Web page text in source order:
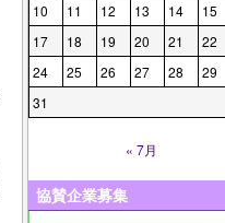
10
11 12 13 14 15
17
18 19 20 21 22
24
25 26 27 28 29
31
« 7月
協賛企業募集